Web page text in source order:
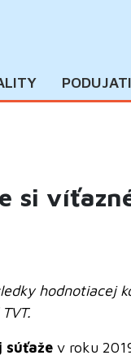
si
hodnotiacej
súťaže v roku